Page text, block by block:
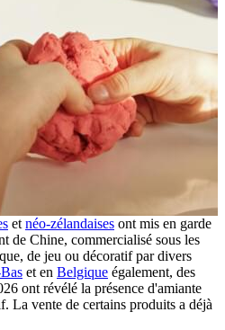
et néo-zélandaises ont mis en garde
de Chine, commercialisé sous les
de jeu ou décoratif par divers
et en Belgique également, des
ont révélé la présence d'amiante
La vente de certains produits a déjà